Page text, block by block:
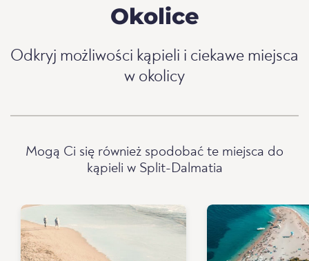
Okolice
Odkryj możliwości kąpieli i ciekawe miejsca
w okolicy
Mogą Ci się również spodobać te miejsca do
kąpieli w Split-Dalmatia